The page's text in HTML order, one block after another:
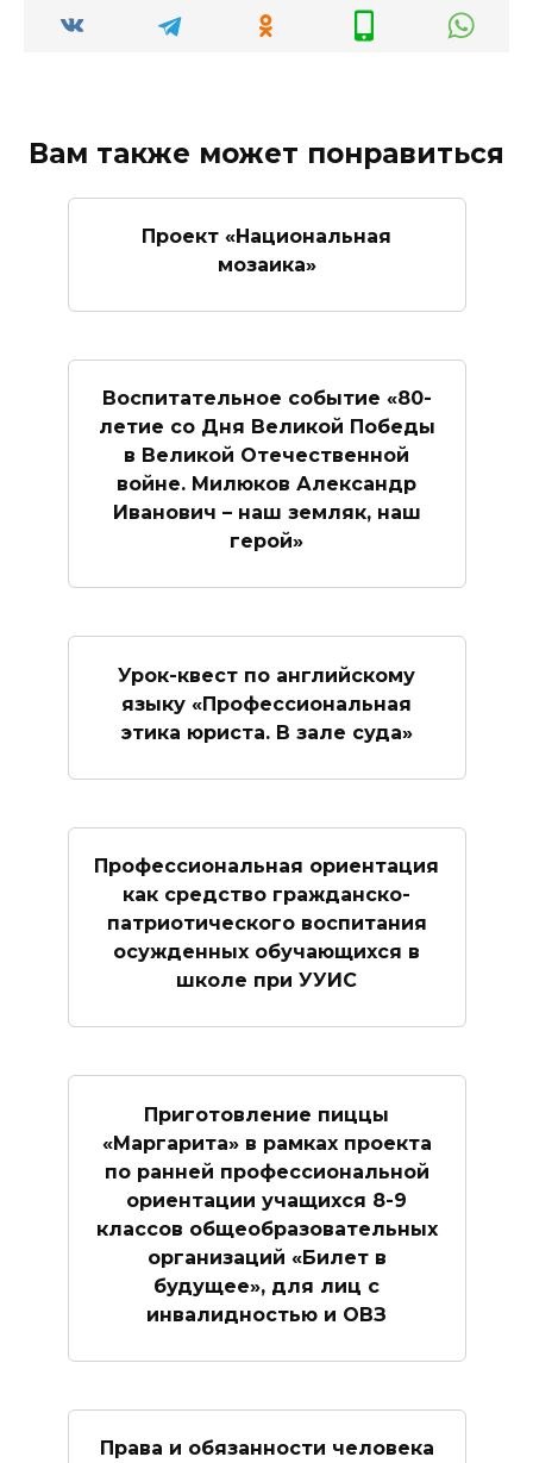
Вам также может понравиться
Проект «Национальная
мозаика»
Воспитательное событие «80-
летие со Дня Великой Победы
в Великой Отечественной
войне. Милюков Александр
Иванович – наш земляк, наш
герой»
Урок-квест по английскому
языку «Профессиональная
этика юриста. В зале суда»
Профессиональная ориентация
как средство гражданско-
патриотического воспитания
осужденных обучающихся в
школе при УУИС
Приготовление пиццы
«Маргарита» в рамках проекта
по ранней профессиональной
ориентации учащихся 8-9
классов общеобразовательных
организаций «Билет в
будущее», для лиц с
инвалидностью и ОВЗ
Права и обязанности человека